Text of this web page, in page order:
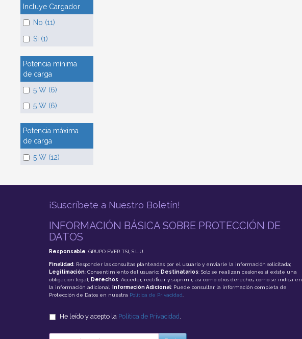
Incluye Cargador
No (11)
Si (1)
Potencia mínima
de carga
5 W (6)
5 W (6)
Potencia máxima
de carga
5 W (12)
¡Suscríbete a Nuestro Boletín!
INFORMACIÓN BÁSICA SOBRE PROTECCIÓN DE
DATOS
Responsable: GRUPO EVER TSI, S.L.U.
Finalidad: Responder las consultas planteadas por el usuario y enviarle la información solicitada;
Legitimación: Consentimiento del usuario; Destinatarios: Solo se realizan cesiones si existe una
obligación legal; Derechos: Acceder, rectificar y suprimir, así como otros derechos, como se indica en
la información adicional;
Información Adicional: Puede consultar la información completa de
Protección de Datos en nuestra Política de Privacidad
He leído y acepto la Política de Privacidad